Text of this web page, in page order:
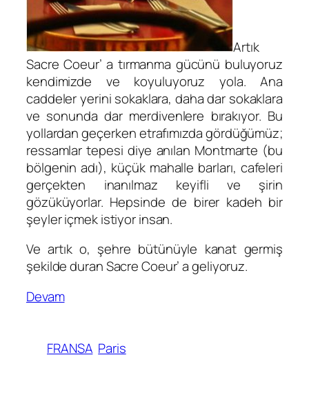
Artık
Sacre Coeur’ a tırmanma gücünü buluyoruz
kendimizde ve koyuluyoruz yola. Ana
caddeler yerini sokaklara, daha dar sokaklara
ve sonunda dar merdivenlere bırakıyor. Bu
yollardan geçerken etrafımızda gördüğümüz;
ressamlar tepesi diye anılan Montmarte (bu
bölgenin adı), küçük mahalle barları, cafeleri
gerçekten inanılmaz keyifli ve şirin
gözüküyorlar. Hepsinde de birer kadeh bir
şeyler içmek istiyor insan.
Ve artık o, şehre bütünüyle kanat germiş
şekilde duran Sacre Coeur’ a geliyoruz.
Devam
FRANSA Paris